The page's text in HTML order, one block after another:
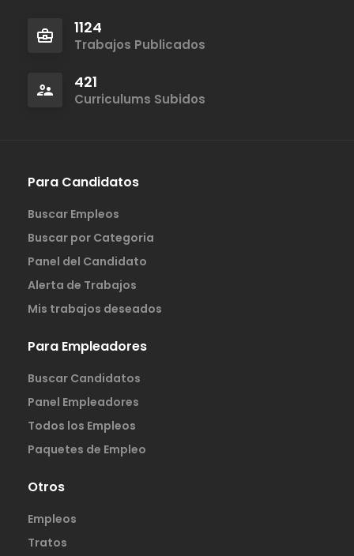
1124
Trabajos Publicados
421
Curriculums Subidos
Para Candidatos
Buscar Empleos
Buscar por Categoria
Panel del Candidato
Alerta de Trabajos
Mis trabajos deseados
Para Empleadores
Buscar Candidatos
Panel Empleadores
Todos los Empleos
Paquetes de Empleo
Otros
Empleos
Tratos